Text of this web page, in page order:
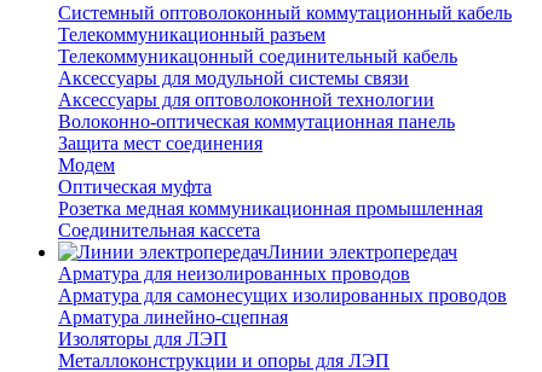
Системный оптоволоконный коммутационный кабель
Телекоммуникационный разъем
Телекоммуникацонный соединительный кабель
Аксессуары для модульной системы связи
Аксессуары для оптоволоконной технологии
Волоконно-оптическая коммутационная панель
Защита мест соединения
Модем
Оптическая муфта
Розетка медная коммуникационная промышленная
Соединительная кассета
Линии электропередач
Арматура для неизолированных проводов
Арматура для самонесущих изолированных проводов
Арматура линейно-сцепная
Изоляторы для ЛЭП
Металлоконструкции и опоры для ЛЭП